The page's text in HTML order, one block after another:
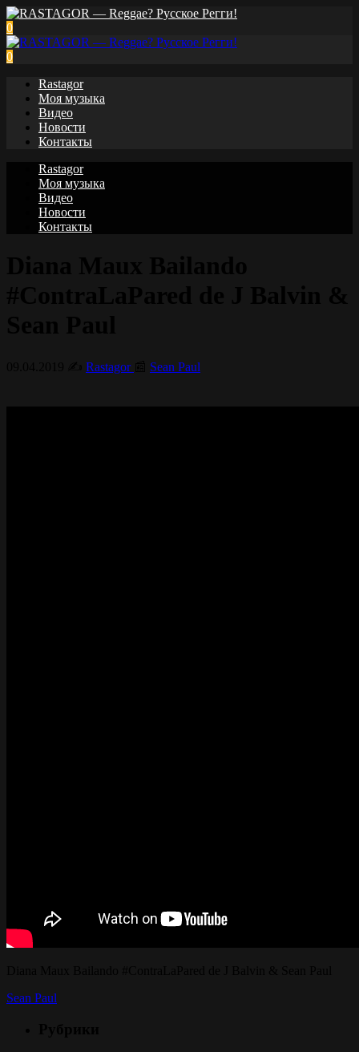
0
0
Rastagor
Моя музыка
Видео
Новости
Контакты
Rastagor
Моя музыка
Видео
Новости
Контакты
Rastagor Sean Paul
Sean Paul